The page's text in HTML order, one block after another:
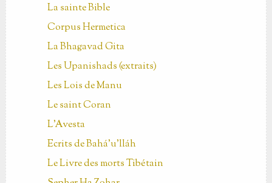
La sainte Bible
Corpus Hermetica
La Bhagavad Gita
Les Upanishads (extraits)
Les Lois de Manu
Le saint Coran
L'Avesta
Ecrits de Bahá’u’lláh
Le Livre des morts Tibétain